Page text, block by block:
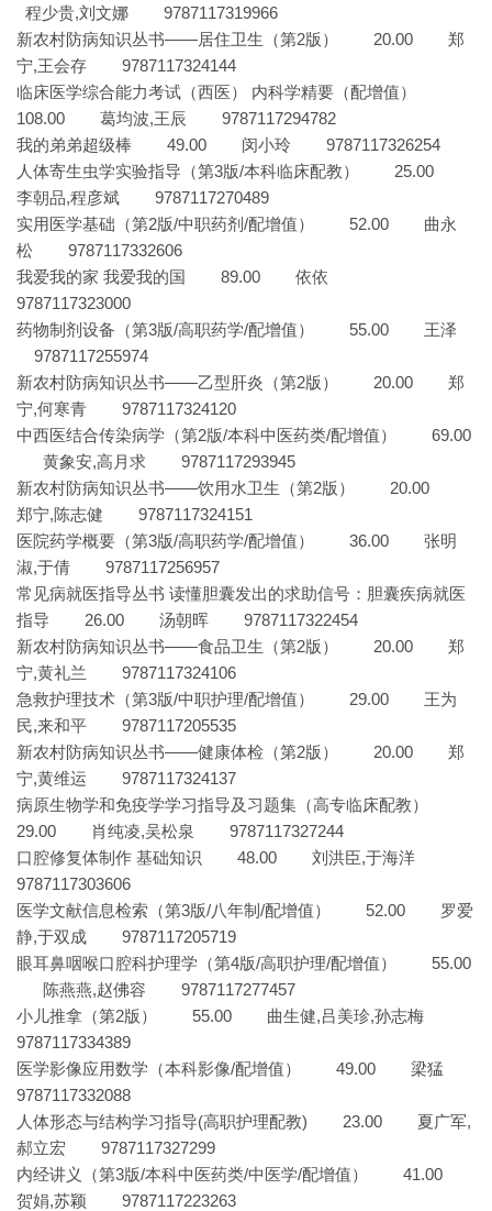
程少贵,刘文娜 9787117319966
新农村防病知识丛书——居住卫生（第2版） 20.00 郑
宁,王会存 9787117324144
临床医学综合能力考试（西医） 内科学精要（配增值）
108.00 葛均波,王辰 9787117294782
我的弟弟超级棒 49.00 闵小玲 9787117326254
人体寄生虫学实验指导（第3版/本科临床配教） 25.00
李朝品,程彦斌 9787117270489
实用医学基础（第2版/中职药剂/配增值） 52.00 曲永
松 9787117332606
我爱我的家 我爱我的国 89.00 依依
9787117323000
药物制剂设备（第3版/高职药学/配增值） 55.00 王泽
9787117255974
新农村防病知识丛书——乙型肝炎（第2版） 20.00 郑
宁,何寒青 9787117324120
中西医结合传染病学（第2版/本科中医药类/配增值） 69.00
黄象安,高月求 9787117293945
新农村防病知识丛书——饮用水卫生（第2版） 20.00
郑宁,陈志健 9787117324151
医院药学概要（第3版/高职药学/配增值） 36.00 张明
淑,于倩 9787117256957
常见病就医指导丛书 读懂胆囊发出的求助信号：胆囊疾病就医
指导 26.00 汤朝晖 9787117322454
新农村防病知识丛书——食品卫生（第2版） 20.00 郑
宁,黄礼兰 9787117324106
急救护理技术（第3版/中职护理/配增值） 29.00 王为
民,来和平 9787117205535
新农村防病知识丛书——健康体检（第2版） 20.00 郑
宁,黄维运 9787117324137
病原生物学和免疫学学习指导及习题集（高专临床配教）
29.00 肖纯凌,吴松泉 9787117327244
口腔修复体制作 基础知识 48.00 刘洪臣,于海洋
9787117303606
医学文献信息检索（第3版/八年制/配增值） 52.00 罗爱
静,于双成 9787117205719
眼耳鼻咽喉口腔科护理学（第4版/高职护理/配增值） 55.00
陈燕燕,赵佛容 9787117277457
小儿推拿（第2版） 55.00 曲生健,吕美珍,孙志梅
9787117334389
医学影像应用数学（本科影像/配增值） 49.00 梁猛
9787117332088
人体形态与结构学习指导(高职护理配教) 23.00 夏广军,
郝立宏 9787117327299
内经讲义（第3版/本科中医药类/中医学/配增值） 41.00
贺娟,苏颖 9787117223263